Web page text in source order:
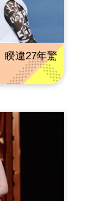
睽違27年驚